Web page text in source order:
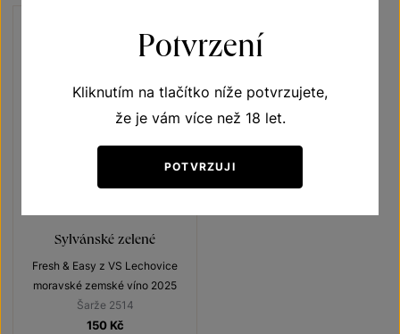
Sylvánské zelené
Fresh & Easy z VS Lechovice
moravské zemské víno 2025
Šarže 2514
150 Kč
Potvrzení
Kliknutím na tlačítko níže potvrzujete,
že je vám více než 18 let.
POTVRZUJI